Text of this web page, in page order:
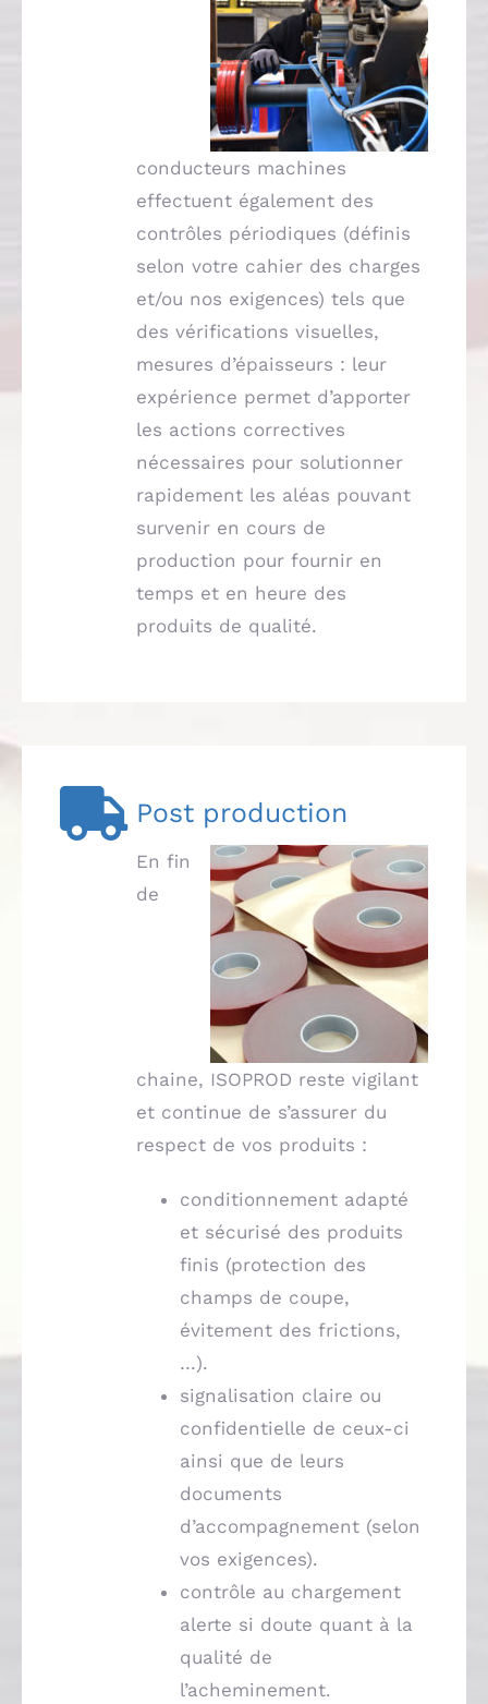
conducteurs machines
effectuent également des
contrôles périodiques (définis
selon votre cahier des charges
et/ou nos exigences) tels que
des vérifications visuelles,
mesures d’épaisseurs : leur
expérience permet d’apporter
les actions correctives
nécessaires pour solutionner
rapidement les aléas pouvant
survenir en cours de
production pour fournir en
temps et en heure des
produits de qualité.
Post production
En fin
de
chaine, ISOPROD reste vigilant
et continue de s’assurer du
respect de vos produits :
conditionnement adapté
et sécurisé des produits
finis (protection des
champs de coupe,
évitement des frictions,
…).
signalisation claire ou
confidentielle de ceux-ci
ainsi que de leurs
documents
d’accompagnement (selon
vos exigences).
contrôle au chargement
alerte si doute quant à la
qualité de
l’acheminement.